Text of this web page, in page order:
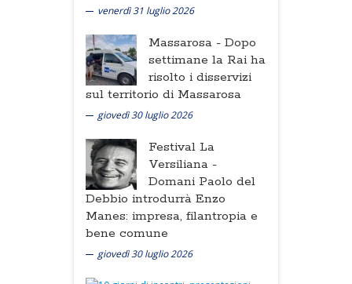
venerdì 31 luglio 2026
Massarosa - Dopo
settimane la Rai ha
risolto i disservizi
sul territorio di Massarosa
giovedì 30 luglio 2026
Festival La
Versiliana -
Domani Paolo del
Debbio introdurrà Enzo
Manes: impresa, filantropia e
bene comune
giovedì 30 luglio 2026